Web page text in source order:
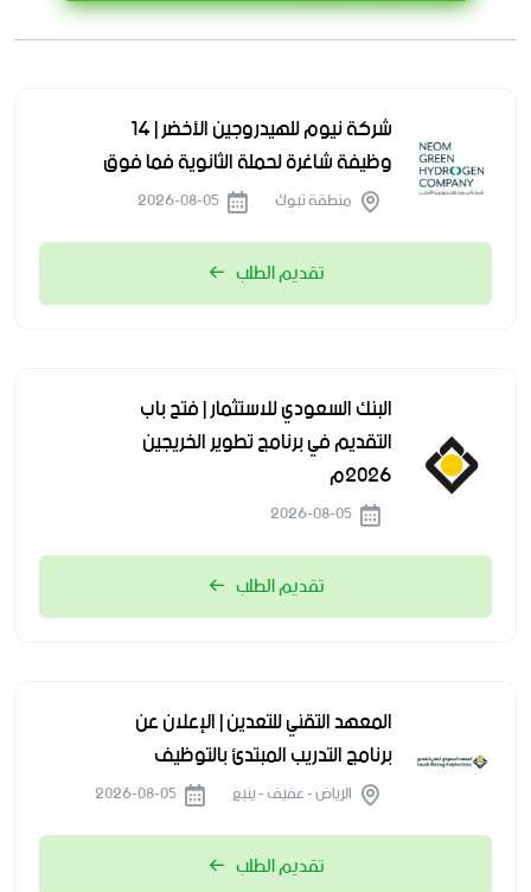
شركة نيوم للهيدروجين الأخضر | 14
وظيفة شاغرة لحملة الثانوية فما فوق
منطقة تبوك
تقديم الطلب
البنك السعودي للاستثمار | فتح باب
التقديم في برنامج تطوير الخريجين
2026م
تقديم الطلب
المعهد التقني للتعدين | الإعلان عن
برنامج التدريب المبتدئ بالتوظيف
الرياض - عفيف - ينبع
تقديم الطلب